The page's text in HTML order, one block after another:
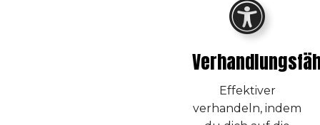
Effektiver
verhandeln, indem